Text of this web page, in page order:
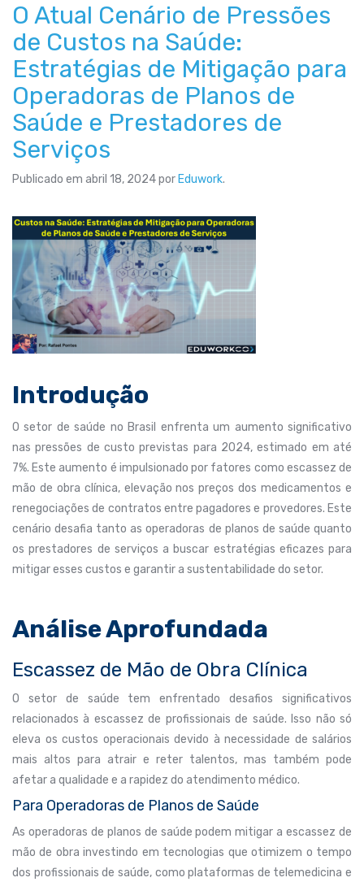
O Atual Cenário de Pressões
de Custos na Saúde:
Estratégias de Mitigação para
Operadoras de Planos de
Saúde e Prestadores de
Serviços
Publicado em abril 18, 2024porEduwork.
Introdução
O setor de saúde no Brasil enfrenta um aumento significativo
nas pressões de custo previstas para 2024, estimado em até
7%. Este aumento é impulsionado por fatores como escassez de
mão de obra clínica, elevação nos preços dos medicamentos e
renegociações de contratos entre pagadores e provedores. Este
cenário desafia tanto as operadoras de planos de saúde quanto
os prestadores de serviços a buscar estratégias eficazes para
mitigar esses custos e garantir a sustentabilidade do setor.
Análise Aprofundada
Escassez de Mão de Obra Clínica
O setor de saúde tem enfrentado desafios significativos
relacionados à escassez de profissionais de saúde. Isso não só
eleva os custos operacionais devido à necessidade de salários
mais altos para atrair e reter talentos, mas também pode
afetar a qualidade e a rapidez do atendimento médico.
Para Operadoras de Planos de Saúde
As operadoras de planos de saúde podem mitigar a escassez de
mão de obra investindo em tecnologias que otimizem o tempo
dos profissionais de saúde, como plataformas de telemedicina e